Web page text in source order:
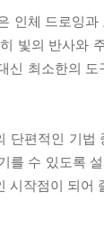
인체 드로잉
빛의 반사와
신 최소한의 도
단편적인 기법
를 수 있도록
시작점이 되어